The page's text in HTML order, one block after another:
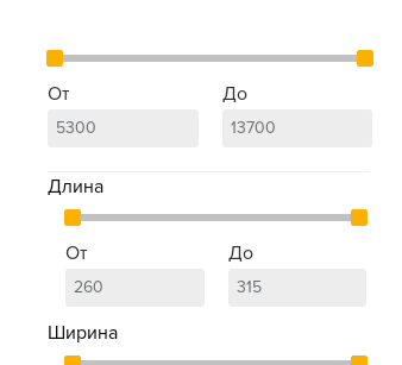
От До
Длина
От До
Ширина